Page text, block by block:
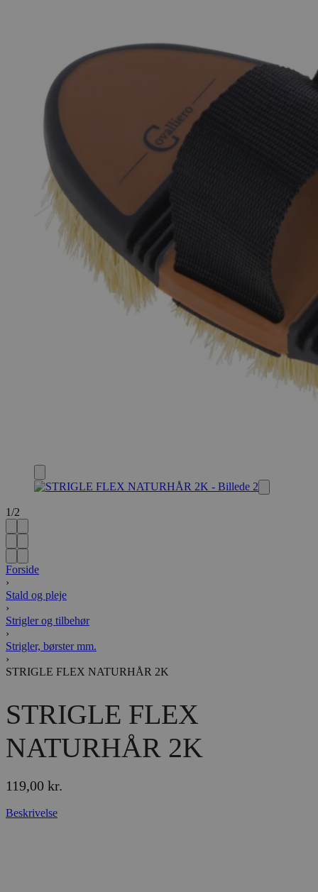
1/2
Forside
›
Stald og pleje
›
Strigler og tilbehør
›
Strigler, børster mm.
›
STRIGLE FLEX NATURHÅR 2K
STRIGLE FLEX
NATURHÅR 2K
119,00 kr.
Beskrivelse